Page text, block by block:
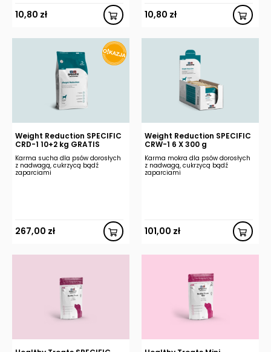
10,80 zł 10,80 zł
Weight Reduction SPECIFIC
CRD-1 10+2 kg GRATIS
Karma sucha dla psów dorosłych
z nadwagą, cukrzycą bądź
zaparciami
267,00 zł
Weight Reduction SPECIFIC
CRW-1 6 X 300 g
Karma mokra dla psów dorosłych
z nadwagą, cukrzycą bądź
zaparciami
101,00 zł